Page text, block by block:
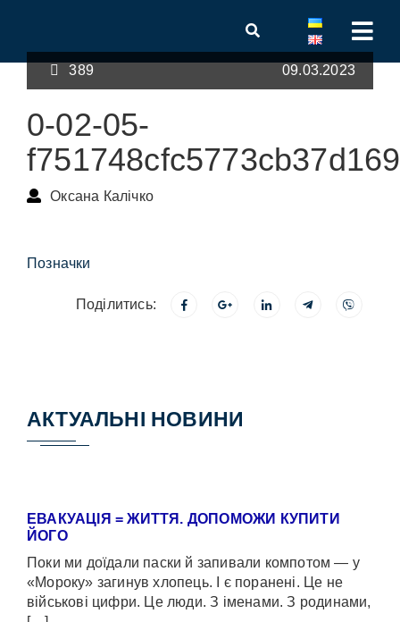
389 09.03.2023
0-02-05-
Оксана Калічко
Позначки
Поділитись:
АКТУАЛЬНІ НОВИНИ
ЕВАКУАЦІЯ = ЖИТТЯ. ДОПОМОЖИ КУПИТИ
ЙОГО
Поки ми доїдали паски й запивали компотом — у
«Мороку» загинув хлопець. І є поранені. Це не
військові цифри. Це люди. З іменами. З родинами,